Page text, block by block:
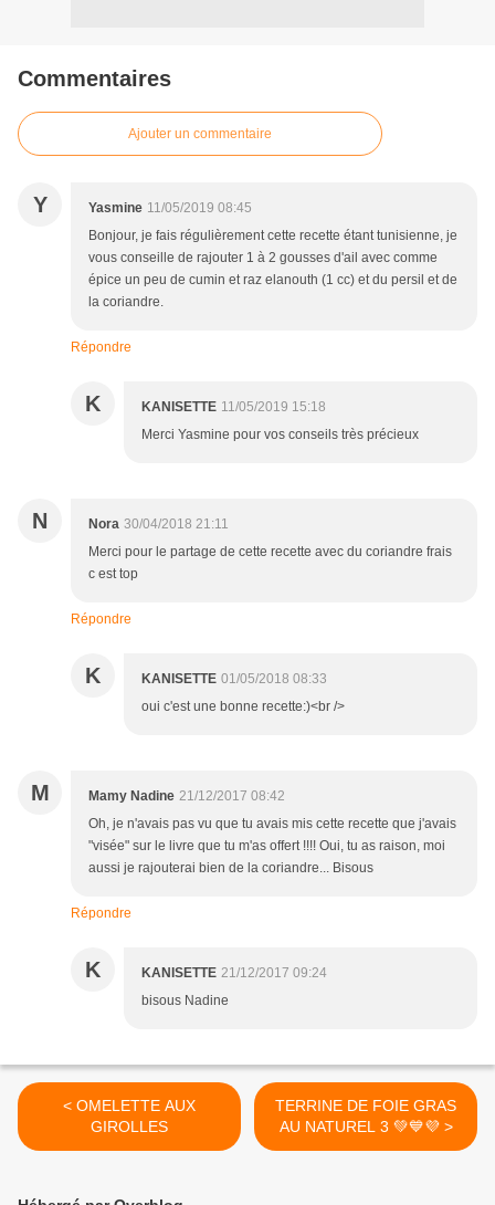
Commentaires
Ajouter un commentaire
Y Yasmine 11/05/2019 08:45
Bonjour, je fais régulièrement cette recette étant tunisienne, je
vous conseille de rajouter 1 à 2 gousses d'ail avec comme
épice un peu de cumin et raz elanouth (1 cc) et du persil et de
la coriandre.
Répondre
K KANISETTE 11/05/2019 15:18
Merci Yasmine pour vos conseils très précieux
N Nora 30/04/2018 21:11
Merci pour le partage de cette recette avec du coriandre frais
c est top
Répondre
K KANISETTE 01/05/2018 08:33
oui c'est une bonne recette:)<br />
M Mamy Nadine 21/12/2017 08:42
Oh, je n'avais pas vu que tu avais mis cette recette que j'avais
"visée" sur le livre que tu m'as offert !!!! Oui, tu as raison, moi
aussi je rajouterai bien de la coriandre... Bisous
Répondre
K KANISETTE 21/12/2017 09:24
bisous Nadine
< OMELETTE AUX
GIROLLES
TERRINE DE FOIE GRAS
AU NATUREL 3 💚💙💜 >